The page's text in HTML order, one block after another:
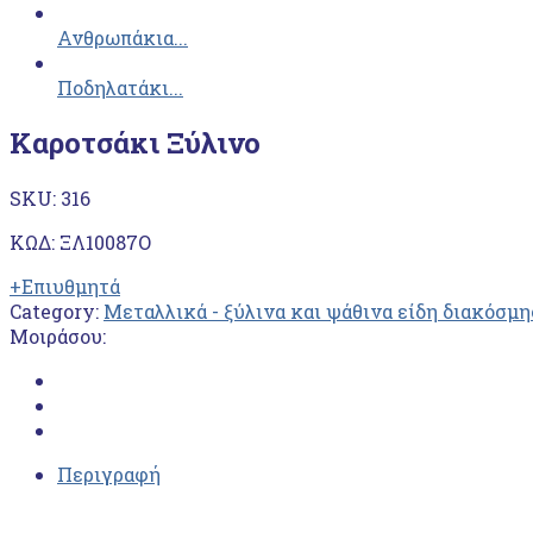
Ανθρωπάκια...
Ποδηλατάκι...
Καροτσάκι Ξύλινο
SKU: 316
ΚΩΔ: ΞΛ10087Ο
+Επιυθμητά
Category: Μεταλλικά - ξύλινα και ψάθινα είδη
Μοιράσου:
Περιγραφή